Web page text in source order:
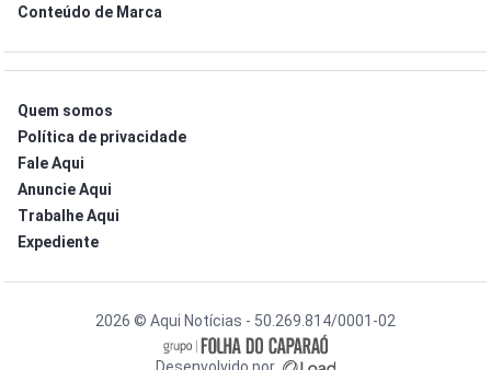
Conteúdo de Marca
Quem somos
Política de privacidade
Fale Aqui
Anuncie Aqui
Trabalhe Aqui
Expediente
2026 © Aqui Notícias - 50.269.814/0001-02